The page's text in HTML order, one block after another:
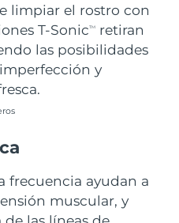
limpiar el rostro con
T-SonicTM
retiran
las posibilidades
y
frecuencia ayudan a
muscular, y
Entrega prevista১০/৮/২৬
Entrega prevista
Entrega prevista১১/৮/২৬